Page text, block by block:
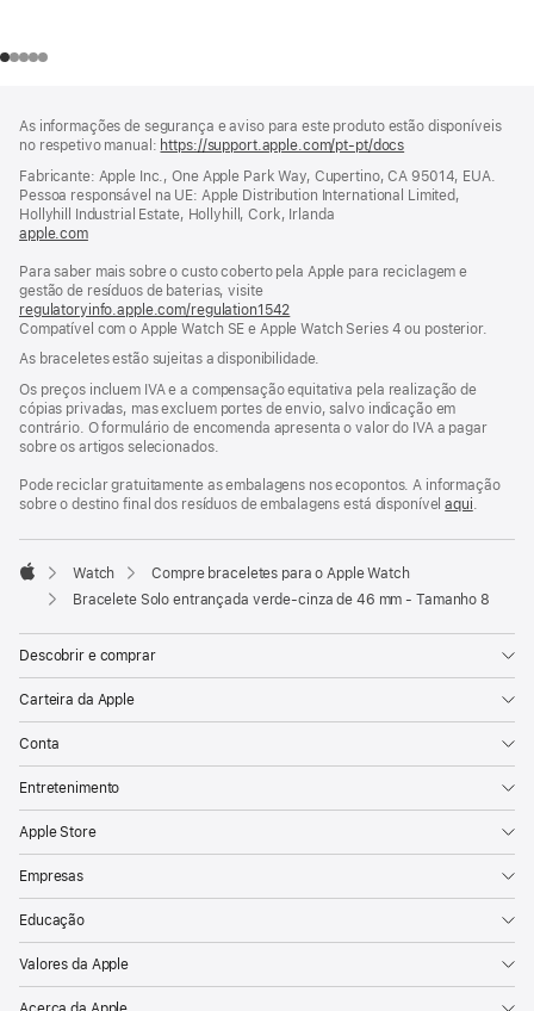
de
rodapé
As informações de segurança e aviso para este produto estão disponíveis
no respetivo manual: https://support.apple.com/pt-pt/docs
nova
janela)
Fabricante: Apple Inc., One Apple Park Way, Cupertino, CA 95014, EUA.
Pessoa responsável na UE: Apple Distribution International Limited,
Hollyhill Industrial Estate, Hollyhill, Cork, Irlanda
apple.com(abre
nova
janela)
Para saber mais sobre o custo coberto pela Apple para reciclagem e
gestão de resíduos de baterias, visite
regulatoryinfo.apple.com/regulation1542
numa
nova
janela)
Compatível com o Apple Watch SE e Apple Watch Series 4 ou posterior.
As braceletes estão sujeitas a disponibilidade.
Os preços incluem IVA e a compensação equitativa pela realização de
cópias privadas, mas excluem portes de envio, salvo indicação em
contrário. O formulário de encomenda apresenta o valor do IVA a pagar
sobre os artigos selecionados.
Pode reciclar gratuitamente as embalagens nos ecopontos. A informação
sobre o destino final dos resíduos de embalagens está disponívelaqui.
Apple
Watch
Compre braceletes para o Apple Watch
Bracelete Solo entrançada verde‑cinza de 46 mm - Tamanho 8
Descobrir e comprar
Carteira da Apple
Conta
Entretenimento
Apple Store
Empresas
Educação
Valores da Apple